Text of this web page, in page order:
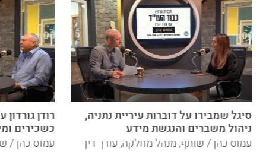
סיגל שמבירו על דוברות עיריית נתניה,
ניהול משברים והנגשת מידע
עמוס כהן / שותף, מנהל מחלקה, עורך דין
רודן
כשכירים
עמוס כהן /